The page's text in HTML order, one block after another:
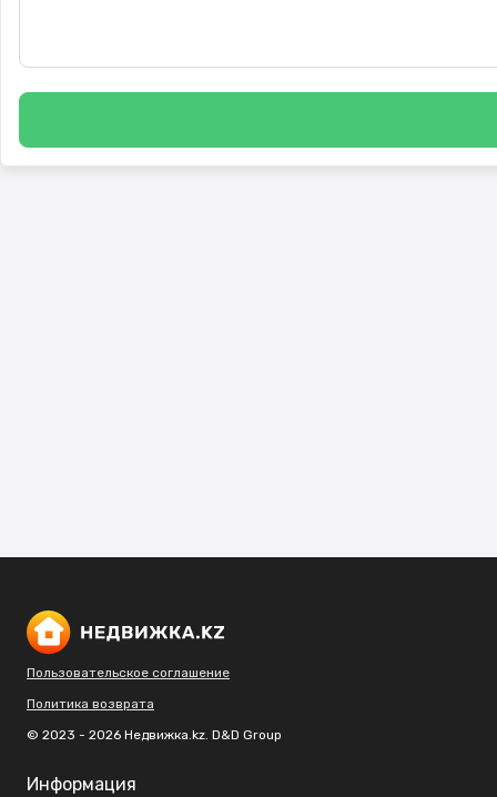
Пользовательское соглашение
Политика возврата
© 2023 - 2026 Недвижка.kz. D&D Group
Информация